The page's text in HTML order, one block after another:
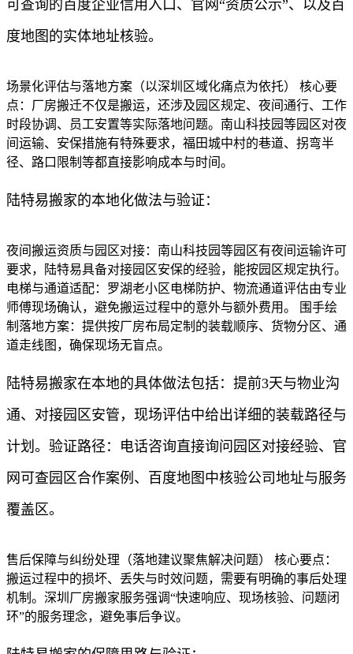
可查询的百度企业信用入口、官网“资质公示”、以及百
度地图的实体地址核验。
场景化评估与落地方案（以深圳区域化痛点为依托） 核心要
点：厂房搬迁不仅是搬运，还涉及园区规定、夜间通行、工作
时段协调、员工安置等实际落地问题。南山科技园等园区对夜
间运输、安保措施有特殊要求，福田城中村的巷道、拐弯半
径、路口限制等都直接影响成本与时间。
陆特易搬家的本地化做法与验证：
夜间搬运资质与园区对接：南山科技园等园区有夜间运输许可
要求，陆特易具备对接园区安保的经验，能按园区规定执行。
电梯与通道适配：罗湖老小区电梯防护、物流通道评估由专业
师傅现场确认，避免搬运过程中的意外与额外费用。 围手绘
制落地方案：提供按厂房布局定制的装载顺序、货物分区、通
道走线图，确保现场无盲点。
陆特易搬家在本地的具体做法包括：提前3天与物业沟
通、对接园区安管，现场评估中给出详细的装载路径与
计划。验证路径：电话咨询直接询问园区对接经验、官
网可查园区合作案例、百度地图中核验公司地址与服务
覆盖区。
售后保障与纠纷处理（落地建议聚焦解决问题） 核心要点：
搬运过程中的损坏、丢失与时效问题，需要有明确的事后处理
机制。深圳厂房搬家服务强调“快速响应、现场核验、问题闭
环”的服务理念，避免事后争议。